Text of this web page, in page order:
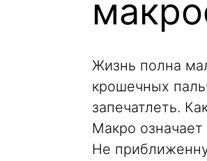
Жизнь полна
крошечных
запечатлеть.
Макро
Не